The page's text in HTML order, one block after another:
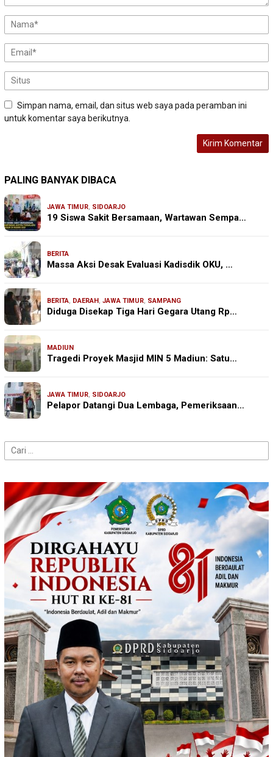
Simpan nama, email, dan situs web saya pada peramban ini
untuk komentar saya berikutnya.
PALING BANYAK DIBACA
JAWA TIMUR, SIDOARJO
19 Siswa Sakit Bersamaan, Wartawan Sempa…
BERITA
Massa Aksi Desak Evaluasi Kadisdik OKU, …
BERITA, DAERAH , JAWA TIMUR, SAMPANG
Diduga Disekap Tiga Hari Gegara Utang Rp…
MADIUN
Tragedi Proyek Masjid MIN 5 Madiun: Satu…
JAWA TIMUR, SIDOARJO
Pelapor Datangi Dua Lembaga, Pemeriksaan…
Cari
untuk: